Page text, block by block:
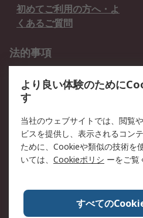
初めてご利用の方へ・よ
くあるご質問
法的事項
クッキーポリシー
RSについて
会社概要
プレスリリース＆お知ら
全世界のRS
ESGへの取り組み（英語）
より良い体験のために
す
当社のウェブサイトでは、閲覧
ビスを提供し、表示されるコン
ために、Cookieや類似の技術を
いては、 Cookieポリシ ーをご覧
すべての